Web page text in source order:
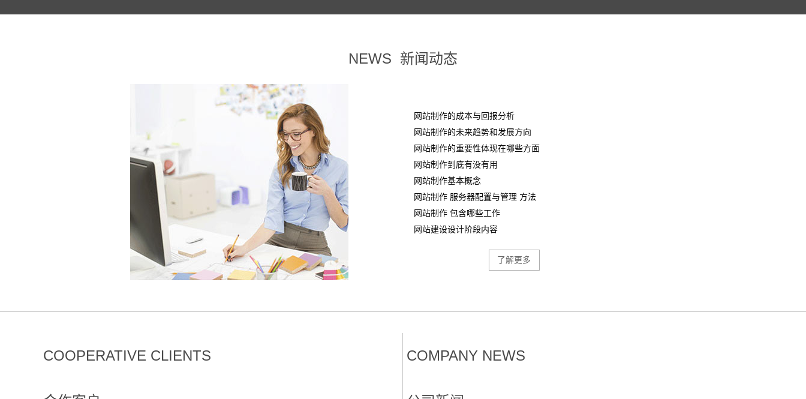
NEWS 新闻动态
网站制作的成本与回报分析
网站制作的未来趋势和发展方向
网站制作的重要性体现在哪些方面
网站制作到底有没有用
网站制作基本概念
网站制作 服务器配置与管理 方法
网站制作 包含哪些工作
网站建设设计阶段内容
了解更多
COOPERATIVE CLIENTS COMPANY NEWS